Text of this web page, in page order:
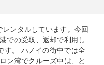
ンタルしています。今回
での受取、返却で利用し
す。 ハノイの街中では全
ン湾でクルーズ中は、と